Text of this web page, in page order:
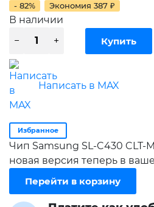
- 82%
Экономия 387 ₽
В наличии
Написать в MAX
Избранное
Чип Samsung SL-C430 CLT-
новая версия теперь в
Перейти в корзину